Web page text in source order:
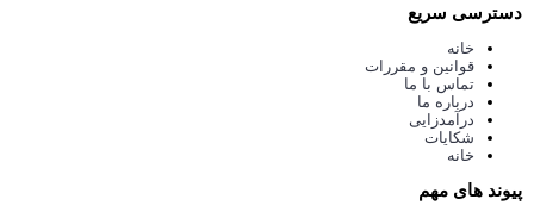
دسترسی سریع
خانه
قوانین و مقررات
تماس با ما
درباره ما
درآمدزایی
شکایات
خانه
پیوند های مهم